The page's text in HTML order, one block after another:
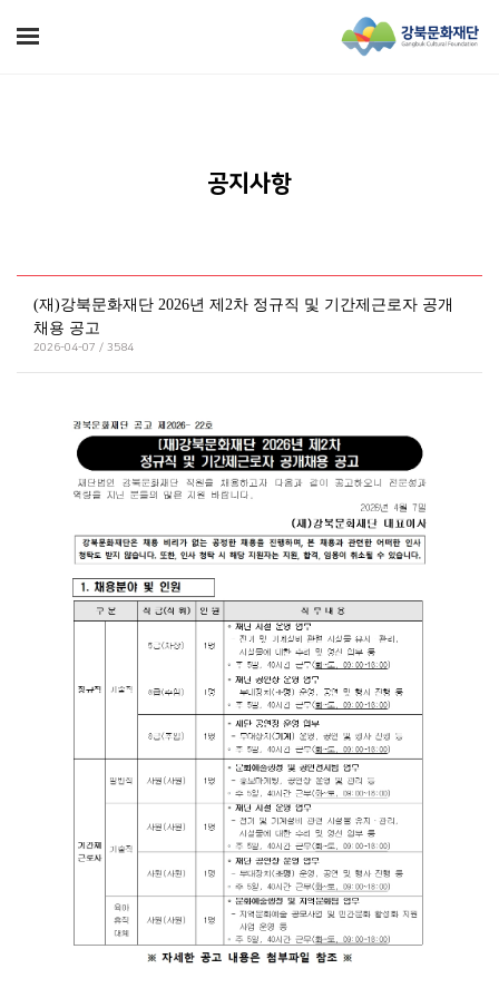
공지사항
(재)강북문화재단 2026년 제2차 정규직 및 기간제근로자 공개
채용 공고
2026-04-07 / 3584